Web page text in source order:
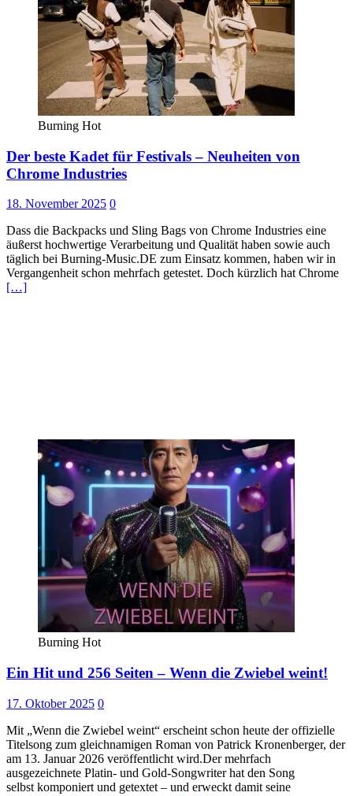
Burning Hot
Der beste Kadet für Festivals – Neuheiten von
Chrome Industries
18. November 2025 0
Dass die Backpacks und Sling Bags von Chrome Industries eine
äußerst hochwertige Verarbeitung und Qualität haben sowie auch
täglich bei Burning-Music.DE zum Einsatz kommen, haben wir in
Vergangenheit schon mehrfach getestet. Doch kürzlich hat Chrome
[…]
Burning Hot
Ein Hit und 256 Seiten – Wenn die Zwiebel weint!
17. Oktober 2025 0
Mit „Wenn die Zwiebel weint“ erscheint schon heute der offizielle
Titelsong zum gleichnamigen Roman von Patrick Kronenberger, der
am 13. Januar 2026 veröffentlicht wird.Der mehrfach
ausgezeichnete Platin- und Gold-Songwriter hat den Song
selbst komponiert und getextet – und erweckt damit seine